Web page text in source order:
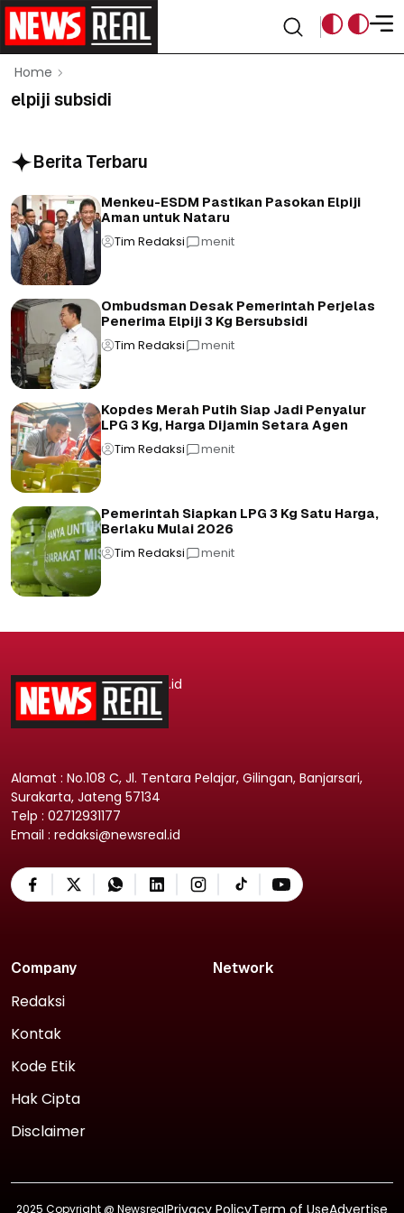
Home
elpiji subsidi
Berita Terbaru
Menkeu-ESDM Pastikan Pasokan Elpiji
Aman untuk Nataru
Tim Redaksi menit
Ombudsman Desak Pemerintah Perjelas
Penerima Elpiji 3 Kg Bersubsidi
Tim Redaksi menit
Kopdes Merah Putih Siap Jadi Penyalur
LPG 3 Kg, Harga Dijamin Setara Agen
Tim Redaksi menit
Pemerintah Siapkan LPG 3 Kg Satu Harga,
Berlaku Mulai 2026
Tim Redaksi menit
.id
Alamat : No.108 C, Jl. Tentara Pelajar, Gilingan, Banjarsari,
Surakarta, Jateng 57134
Telp : 02712931177
Email : redaksi@newsreal.id
Company
Redaksi
Kontak
Kode Etik
Hak Cipta
Disclaimer
Network
2025 Copyright @ NewsrealPrivacy PolicyTerm of UseAdvertise